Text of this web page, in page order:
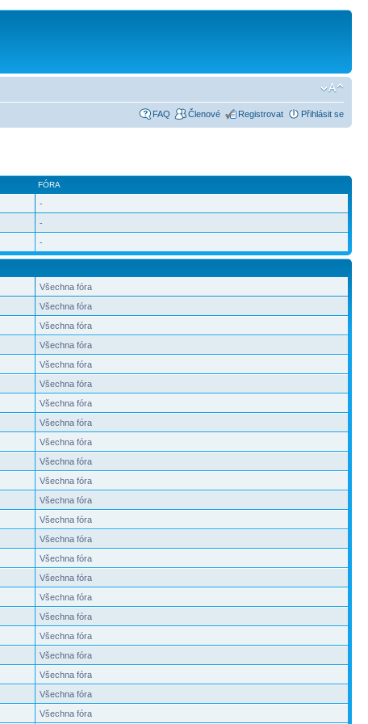
FAQ Členové Registrovat Přihlásit se
FÓRA
-
-
-
Všechna fóra
Všechna fóra
Všechna fóra
Všechna fóra
Všechna fóra
Všechna fóra
Všechna fóra
Všechna fóra
Všechna fóra
Všechna fóra
Všechna fóra
Všechna fóra
Všechna fóra
Všechna fóra
Všechna fóra
Všechna fóra
Všechna fóra
Všechna fóra
Všechna fóra
Všechna fóra
Všechna fóra
Všechna fóra
Všechna fóra